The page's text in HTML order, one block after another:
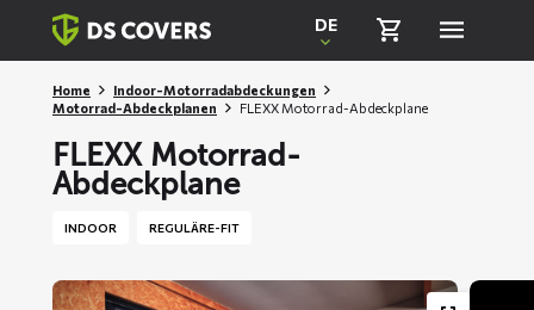
Skiplinks
DE
Home
Indoor-Motorradabdeckungen
Motorrad-Abdeckplanen
FLEXX Motorrad-Abdeckplane
FLEXX Motorrad-
Abdeckplane
INDOOR REGULÄRE-FIT